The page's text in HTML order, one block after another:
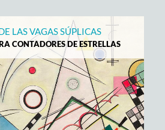
LAS VAGAS SÚPLICAS
CONTADORES DE ESTRELLAS